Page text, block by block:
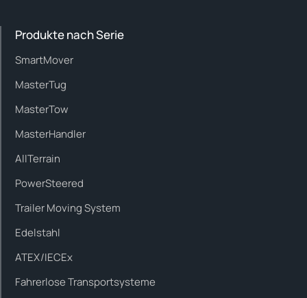
Produkte nach Serie
SmartMover
MasterTug
MasterTow
MasterHandler
AllTerrain
PowerSteered
Trailer Moving System
Edelstahl
ATEX/IECEx
Fahrerlose Transportsysteme